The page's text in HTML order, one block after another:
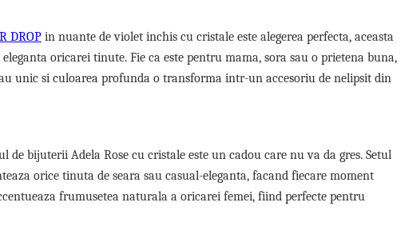
DROP in nuante de violet inchis cu cristale este alegerea perfecta, aceasta
oricarei tinute. Fie ca este pentru mama, sora sau o prietena buna,
unic si culoarea profunda o transforma intr-un accesoriu de nelipsit din
bijuterii Adela Rose cu cristale este un cadou care nu va da gres. Setul
orice tinuta de seara sau casual-eleganta, facand fiecare moment
frumusetea naturala a oricarei femei, fiind perfecte pentru